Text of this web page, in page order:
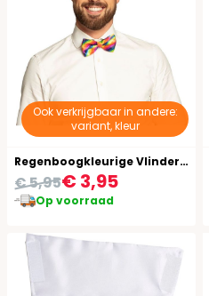
Ook verkrijgbaar in andere:
variant, kleur
Regenboogkleurige Vlinderstrik
€ 3,95
€ 5,95
Op voorraad